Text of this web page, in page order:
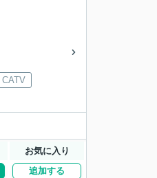
CATV
お気に入り
追加する